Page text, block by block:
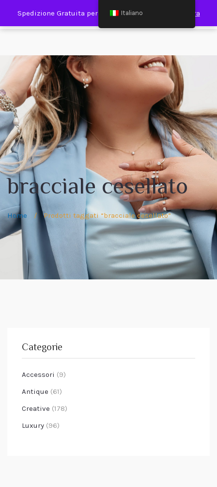
Spedizione Gratuita per Spesa Minima €120,00 Ignora
bracciale cesellato
Home / Prodotti taggati “bracciale cesellato”
Categorie
Accessori (9)
Antique (61)
Creative (178)
Luxury (96)
Italiano